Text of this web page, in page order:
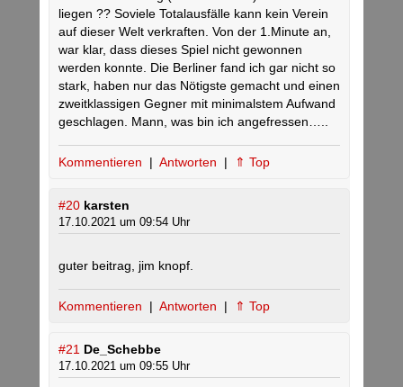
liegen ?? Soviele Totalausfälle kann kein Verein
auf dieser Welt verkraften. Von der 1.Minute an,
war klar, dass dieses Spiel nicht gewonnen
werden konnte. Die Berliner fand ich gar nicht so
stark, haben nur das Nötigste gemacht und einen
zweitklassigen Gegner mit minimalstem Aufwand
geschlagen. Mann, was bin ich angefressen…..
Kommentieren | Antworten | ⇑ Top
#20 karsten
17.10.2021 um 09:54 Uhr
guter beitrag, jim knopf.
Kommentieren | Antworten | ⇑ Top
#21 De_Schebbe
17.10.2021 um 09:55 Uhr